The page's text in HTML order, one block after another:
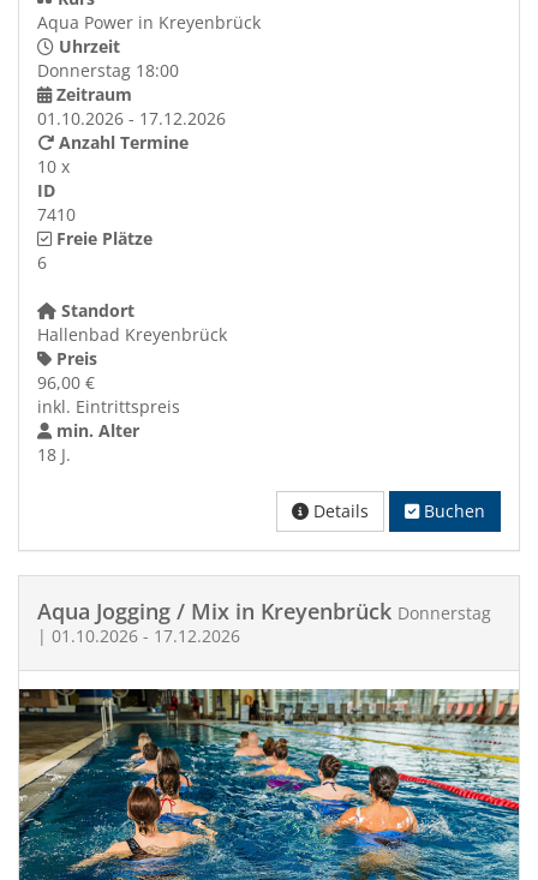
Aqua Power in Kreyenbrück
Uhrzeit
Donnerstag 18:00
Zeitraum
01.10.2026 - 17.12.2026
Anzahl Termine
10 x
ID
7410
Freie Plätze
6
Standort
Hallenbad Kreyenbrück
Preis
96,00 €
inkl. Eintrittspreis
min. Alter
18 J.
Details Buchen
Aqua Jogging / Mix in Kreyenbrück Donnerstag
| 01.10.2026 - 17.12.2026